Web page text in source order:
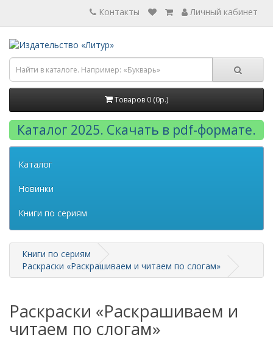
Контакты Личный кабинет
Товаров 0 (0р.)
Каталог 2025. Скачать в pdf-формате.
Каталог
Новинки
Книги по сериям
Книги по сериям
Раскраски «Раскрашиваем и читаем по слогам»
Раскраски «Раскрашиваем и
читаем по слогам»